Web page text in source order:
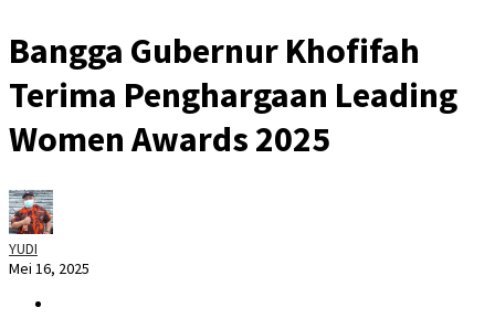
Bangga Gubernur Khofifah
Terima Penghargaan Leading
Women Awards 2025
YUDI
Mei 16, 2025